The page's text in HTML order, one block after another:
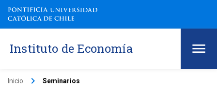
Instituto de Economía
Inicio keyboard_arrow_right Seminarios